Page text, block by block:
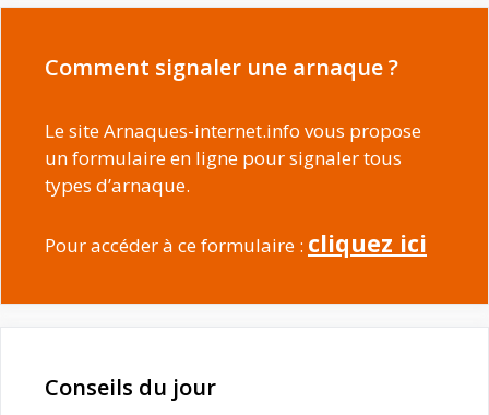
Comment signaler une arnaque ?
Le site Arnaques-internet.info vous propose
un formulaire en ligne pour signaler tous
types d’arnaque.
Pour accéder à ce formulaire : cliquez ici
Conseils du jour